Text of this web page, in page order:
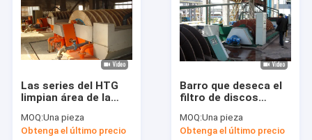
Las series del HTG
limpian área de la
aspiradora de la
productividad
MOQ:Una pieza
Obtenga el último precio
Barro que deseca el
filtro de discos
sistema PLC de la
filtración de vacío
MOQ:Una pieza
Obtenga el último precio